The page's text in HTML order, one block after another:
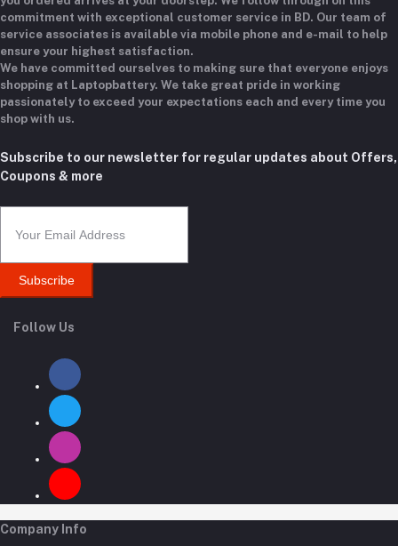
commitment with exceptional customer service in BD. Our team of
service associates is available via mobile phone and e-mail to help
ensure your highest satisfaction.
We have committed ourselves to making sure that everyone enjoys
shopping at Laptopbattery. We take great pride in working
passionately to exceed your expectations each and every time you
shop with us.
Subscribe to our newsletter for regular updates about Offers,
Coupons & more
Subscribe
Follow Us
Company Info